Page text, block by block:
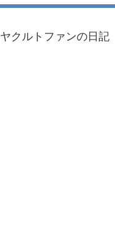
ヤクルトファンの日記